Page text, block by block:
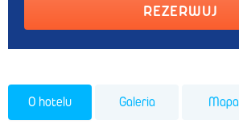
REZERWUJ
O hotelu Galeria Mapa